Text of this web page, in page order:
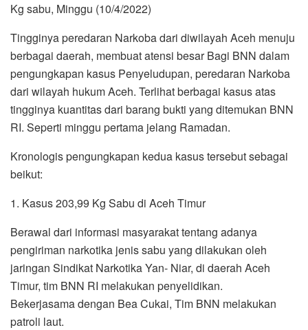
Kg sabu, Minggu (10/4/2022)
Tingginya peredaran Narkoba dari diwilayah Aceh menuju
berbagai daerah, membuat atensi besar Bagi BNN dalam
pengungkapan kasus Penyeludupan, peredaran Narkoba
dari wilayah hukum Aceh. Terlihat berbagai kasus atas
tingginya kuantitas dari barang bukti yang ditemukan BNN
RI. Seperti minggu pertama jelang Ramadan.
Kronologis pengungkapan kedua kasus tersebut sebagai
beikut:
1. Kasus 203,99 Kg Sabu di Aceh Timur
Berawal dari informasi masyarakat tentang adanya
pengiriman narkotika jenis sabu yang dilakukan oleh
jaringan Sindikat Narkotika Yan- Niar, di daerah Aceh
Timur, tim BNN RI melakukan penyelidikan.
Bekerjasama dengan Bea Cukai, Tim BNN melakukan
patroli laut.